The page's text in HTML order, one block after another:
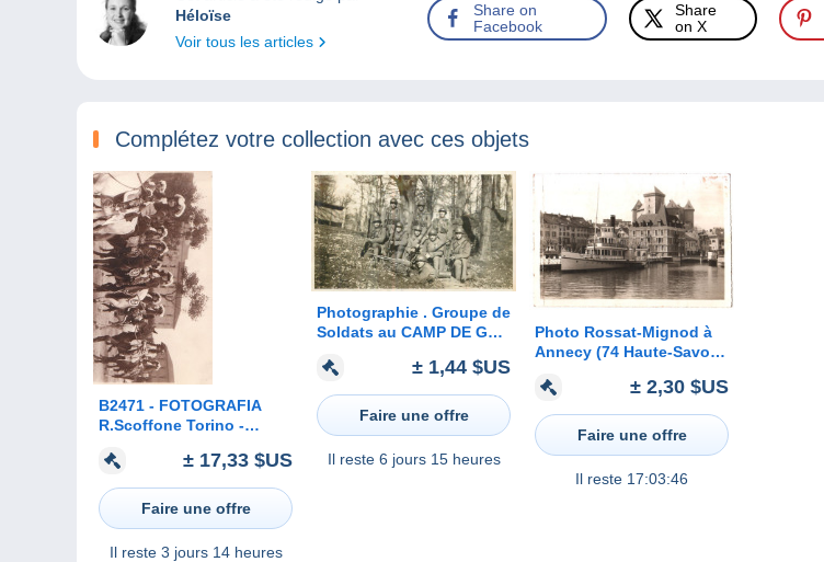
Héloïse
Voir tous les articles
Share on
Facebook
Share
on X
Complétez votre collection avec ces objets
B2471 - FOTOGRAFIA
R.Scoffone Torino -
CAVALIERI REALI A
CAVALLO - COSTUMI
± 17,33 $US
Faire une offre
Il reste 3 jours 14 heures
Photographie . Groupe de
Soldats au CAMP DE GER
± 1,44 $US
Faire une offre
Il reste 6 jours 15 heures
Photo Rossat-Mignod à
Annecy (74 Haute-Savoie)
Château des Ducs de
Nemours
± 2,30 $US
Faire une offre
Il reste 17:03:46